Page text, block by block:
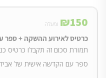
₪150 ומעלה
כרטיס לאירוע ההשקה +
תמורת סכום זה תקבלו כרטיס
ספר עם הקדשה אישית של